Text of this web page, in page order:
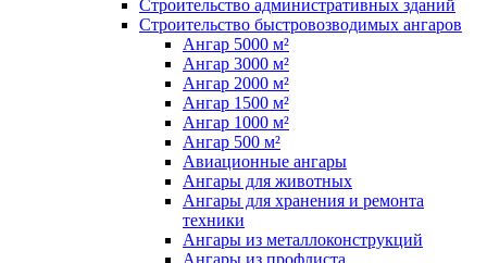
Строительство административных зданий
Строительство быстровозводимых ангаров
Ангар 5000 м²
Ангар 3000 м²
Ангар 2000 м²
Ангар 1500 м²
Ангар 1000 м²
Ангар 500 м²
Авиационные ангары
Ангары для животных
Ангары для хранения и ремонта
техники
Ангары из металлоконструкций
Ангары из профлиста